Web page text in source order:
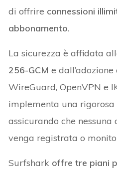
di offrire connessioni
abbonamento.
La sicurezza è affidata
256-GCM e
WireGuard, OpenVPN e
implementa una
assicurando che nessuna
venga registrata o
Surfshark offre tre piani